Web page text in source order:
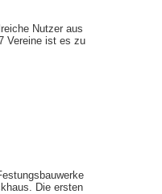
Nutzer aus
Vereine ist es zu
Die ersten